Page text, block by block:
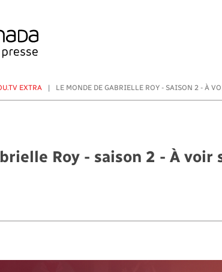
EXTRA LE MONDE DE GABRIELLE ROY - SAISON 2 - À
Roy - saison 2 - À voir